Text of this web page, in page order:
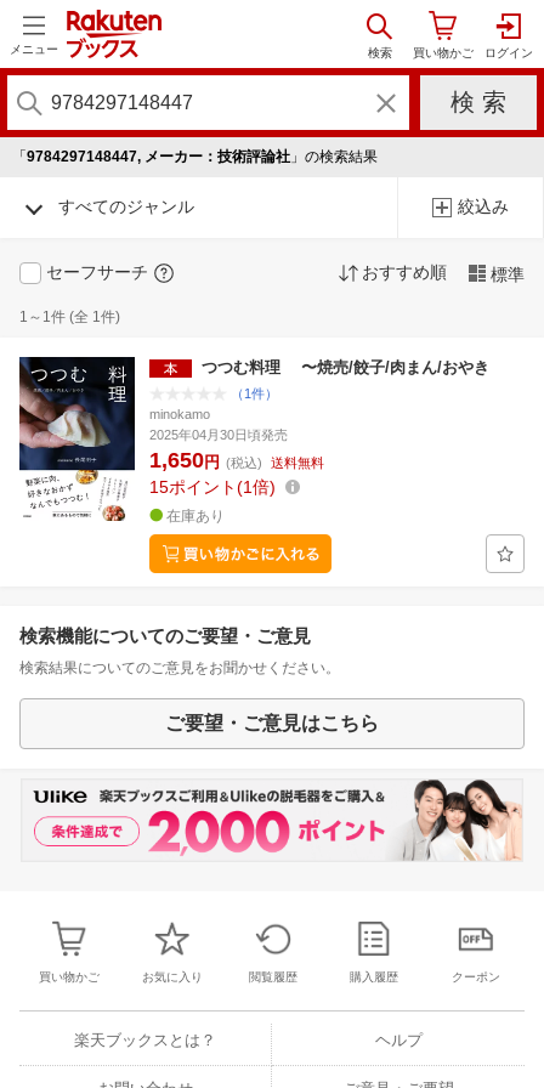
メニュー
「 9784297148447, メーカー：技術評論社 」の検索結果
すべてのジャンル 絞込み
セーフサーチ おすすめ順 標準
1～1件 (全 1件)
つつむ料理 〜焼売/餃子/肉まん/おやき
（1件）
minokamo
2025年04月30日頃発売
1,650円 (税込) 送料無料
15ポイント 1倍
在庫あり
検索機能についてのご要望・ご意見
検索結果についてのご意見をお聞かせください。
ご要望・ご意見はこちら
買い物かご お気に入り 閲覧履歴 購入履歴 クーポン
楽天ブックスとは？ ヘルプ